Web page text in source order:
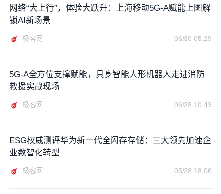
网络“大上行”，体验大跃升：上海移动5G-A赋能上图解
锁AI新场景
极客网 06/30 05:29
5G‑A全方位支撑赋能，具身智能人形机器人走进消防
救援实战现场
极客网 06/28 10:43
ESG权威测评华为新一代全闪存存储：三大领先加速企
业数智化转型
极客网 05/28 18:06